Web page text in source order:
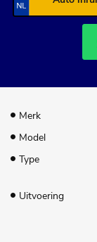
Merk
Model
Type
Uitvoering